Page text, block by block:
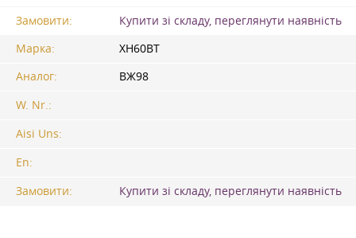
Замовити:
Купити зі складу, переглянути наявність
Марка:
ХН60ВТ
Аналог:
ВЖ98
W. Nr.:
Aisi Uns:
En:
Замовити:
Купити зі складу, переглянути наявність